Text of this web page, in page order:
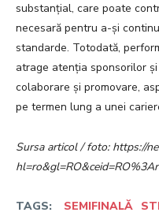
substanțial, care poate
necesară pentru a-și
standarde. Totodată,
atrage atenția sponsorilor
colaborare și promovare,
pe termen lung a unei
Sursa articol / foto: https://
TAGS: SEMIFINALĂ